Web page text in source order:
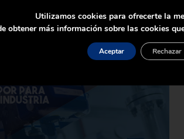
Utilizamos cookies para ofrecerte la
obtener más información sobre las cookies
Aceptar Rechazar